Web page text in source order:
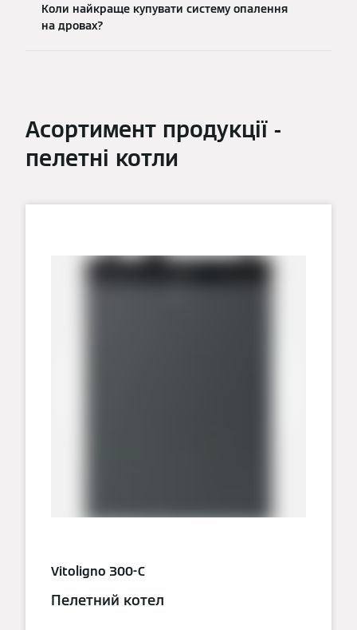
Коли найкраще купувати систему опалення
на дровах?
Асортимент продукції -
пелетні котли
Vitoligno 300-C
Пелетний котел